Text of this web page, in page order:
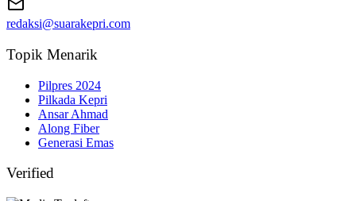
redaksi@suarakepri.com
Topik Menarik
Pilpres 2024
Pilkada Kepri
Ansar Ahmad
Along Fiber
Generasi Emas
Verified